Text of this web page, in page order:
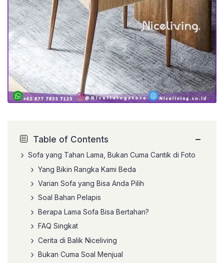
Table of Contents −
Sofa yang Tahan Lama, Bukan Cuma Cantik di Foto
Yang Bikin Rangka Kami Beda
Varian Sofa yang Bisa Anda Pilih
Soal Bahan Pelapis
Berapa Lama Sofa Bisa Bertahan?
FAQ Singkat
Cerita di Balik Niceliving
Bukan Cuma Soal Menjual